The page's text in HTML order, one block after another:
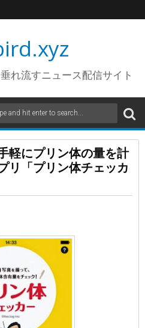
れ流すニュース配信サイト
軽にプリン体の量を計
リ「プリン体チェッカ